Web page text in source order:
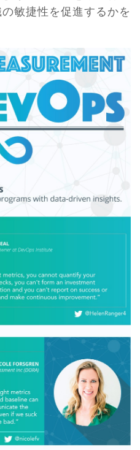
敏捷性を促進するかを